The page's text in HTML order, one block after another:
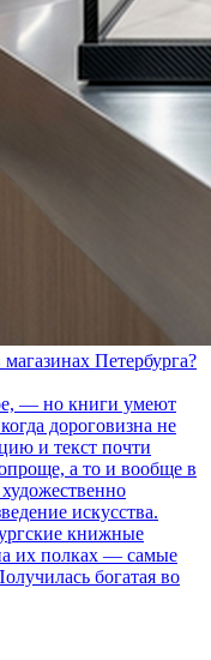
Петербурга?
— но книги умеют
дороговизна не
и текст почти
а то и вообще в
искусства.
книжные
их полках — самые
богатая во